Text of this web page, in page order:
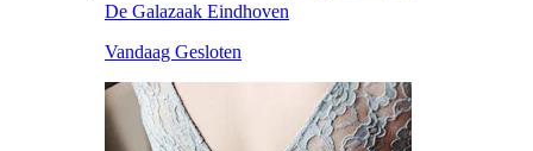
De Galazaak Eindhoven
Vandaag Gesloten